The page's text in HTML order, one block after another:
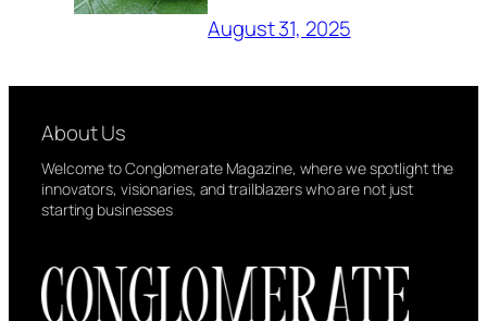
August 31, 2025
About Us
Welcome to Conglomerate Magazine, where we spotlight the
innovators, visionaries, and trailblazers who are not just
starting businesses